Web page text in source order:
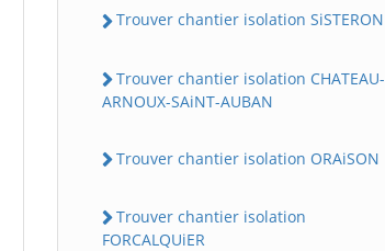
Trouver chantier isolation SiSTERON
Trouver chantier isolation CHATEAU-
ARNOUX-SAiNT-AUBAN
Trouver chantier isolation ORAiSON
Trouver chantier isolation
FORCALQUiER